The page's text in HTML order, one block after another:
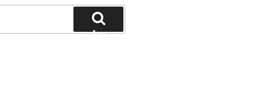
Ara